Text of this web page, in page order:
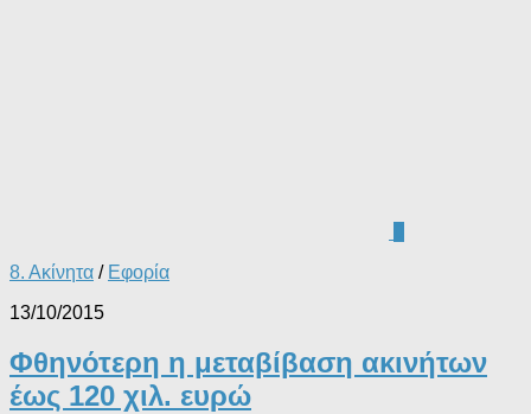
8. Ακίνητα / Εφορία
13/10/2015
Φθηνότερη η μεταβίβαση ακινήτων
έως 120 χιλ. ευρώ